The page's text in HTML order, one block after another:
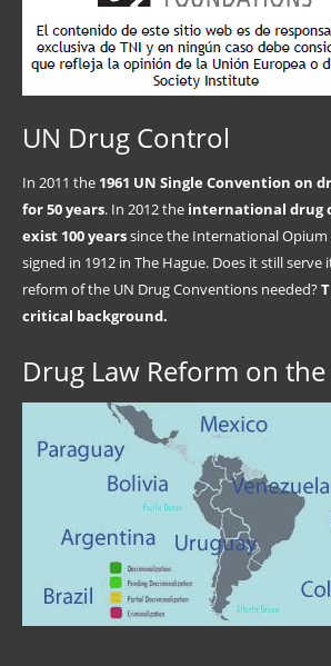
UN Drug Control
In 2011 the 1961 UN Single Convention on
for 50 years. In 2012 the international drug
exist 100 yearssince the International
signed in 1912 in The Hague. Does it still serve
reform of the UN Drug Conventions needed?
critical background.
Drug Law Reform on